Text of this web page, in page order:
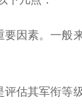
因素。一般
估其军衔等